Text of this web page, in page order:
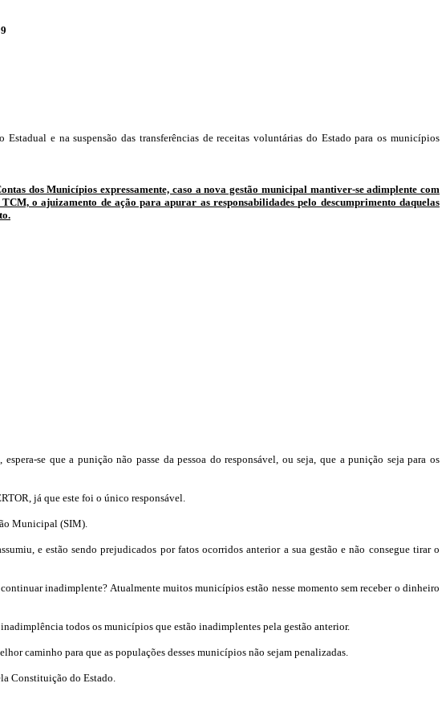
e na suspensão das transferências de receitas voluntárias do Estado para os municípios
dos Municípios expressamente, caso a nova gestão municipal mantiver-se adimplente com
o ajuizamento de ação para apurar as responsabilidades pelo descumprimento daquelas
se que a punição não passe da pessoa do responsável, ou seja, que a punição seja para os
já que este foi o único responsável.
Municipal (SIM).
eestão sendo prejudicados por fatos ocorridos anterior a sua gestão e não consegue tirar o
inadimplente? Atualmente muitos municípios estão nesse momento sem receber o dinheiro
todos os municípios que estão inadimplentes pela gestão anterior.
caminho para que as populações desses municípios não sejam penalizadas.
Constituição do Estado.